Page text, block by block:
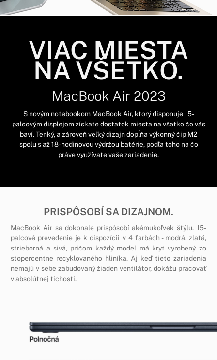
VIAC MIESTA
NA VŠETKO.
MacBook Air 2023
S novým notebookom MacBook Air, ktorý disponuje 15-
palcovým displejom získate dostatok miesta na všetko čo vás
baví. Tenký, a zároveň veľký dizajn dopĺňa výkonný čip M2
spolu s až 18-hodinovou výdržou batérie, podľa toho na čo
práve využívate vaše zariadenie.
PRISPÔSOBÍ SA DIZAJNOM.
MacBook Air sa dokonale prispôsobí akémukoľvek štýlu. 15-
palcové prevedenie je k dispozícii v 4 farbách - modrá, zlatá,
strieborná a sivá, pričom každý model má kryt vyrobený zo
stopercentne recyklovaného hliníka. Aj keď tieto zariadenia
nemajú v sebe zabudovaný žiaden ventilátor, dokážu pracovať
v absolútnej tichosti.